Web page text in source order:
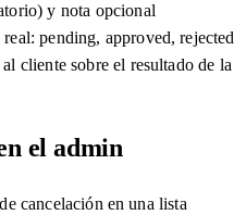
y nota opcional
pending, approved, rejected
cliente sobre el resultado de la
el admin
cancelación en una lista